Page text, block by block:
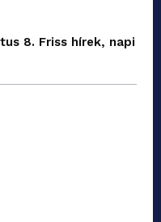
8. Friss hírek, napi